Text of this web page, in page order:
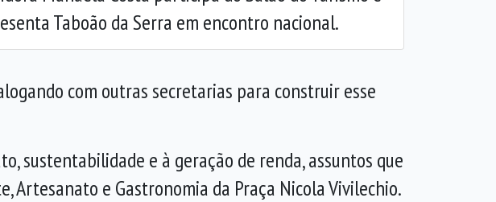
Taboão da Serra em encontro nacional.
com outras secretarias para construir esse
sustentabilidade e à geração de renda, assuntos que
Artesanato e Gastronomia da Praça Nicola Vivilechio.